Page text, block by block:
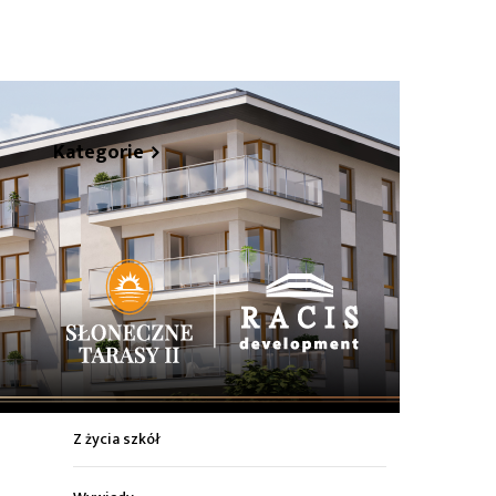
Kategorie
Z życia miasta
Sport
Kultura
Wiadomości z regionu
Z życia szkół